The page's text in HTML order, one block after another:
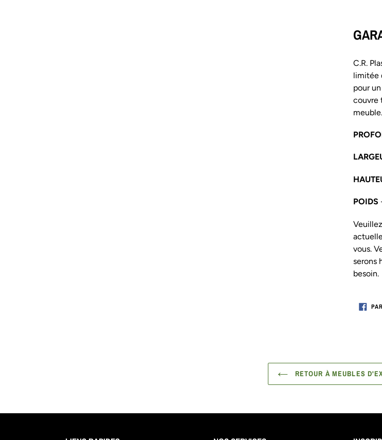
C.R.
limitée
pour
couvre
meuble.
POIDS
vous.
serons
besoin.
RETOUR À MEUBLES